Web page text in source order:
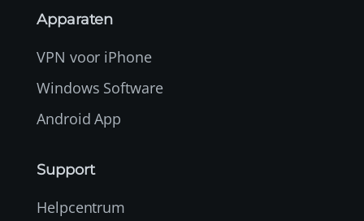
Apparaten
VPN voor iPhone
Windows Software
Android App
Support
Helpcentrum